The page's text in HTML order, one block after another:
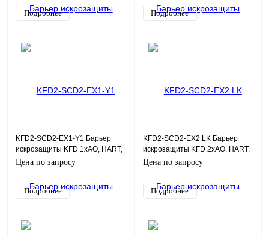
Подробнее Подробнее
KFD2-SCD2-EX1-Y1 Барьер
искрозащиты KFD 1хAO, HART,
SIL2
Цена по запросу
Подробнее
KFD2-SCD2-EX2.LK Барьер
искрозащиты KFD 2хAO, HART,
SIL2
Цена по запросу
Подробнее